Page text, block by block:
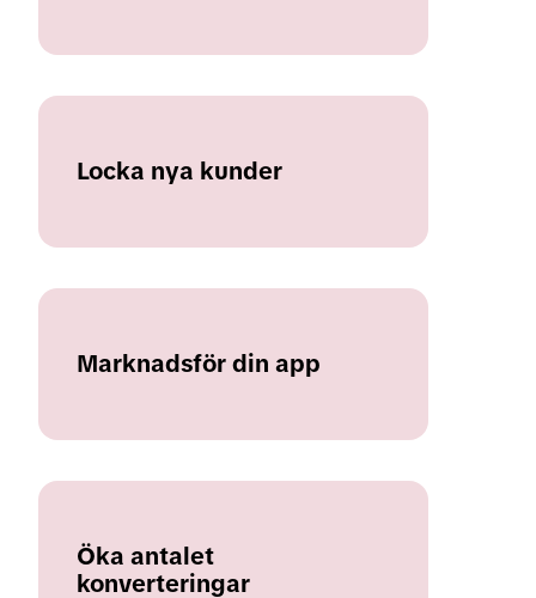
Locka nya kunder
Marknadsför din app
Öka antalet
konverteringar